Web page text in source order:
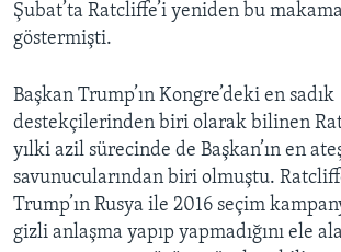
Şubat’ta Ratcliffe’i yeniden bu
göstermişti.
Başkan Trump’ın Kongre’deki en sadık
destekçilerinden biri olarak bilinen
yılki azil sürecinde de Başkan’ın en
savunucularından biri olmuştu.
Trump’ın Rusya ile 2016 seçim
gizli anlaşma yapıp yapmadığını ele